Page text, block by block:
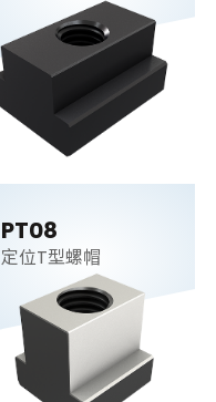
PT08
定位T型螺帽